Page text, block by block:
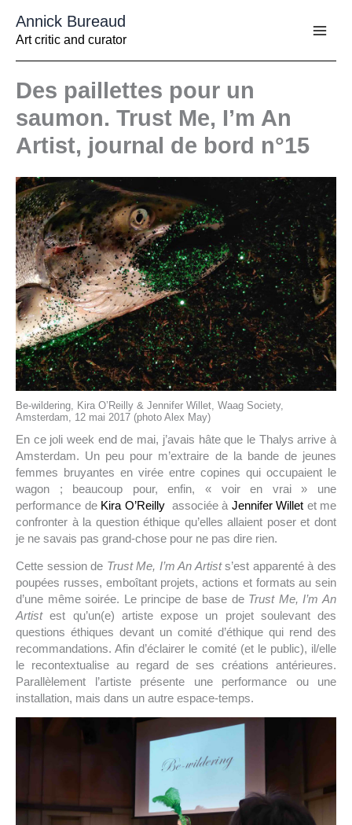
contenu
Annick Bureaud
Art critic and curator
Des paillettes pour un
saumon. Trust Me, I’m An
Artist, journal de bord n°15
Be-wildering, Kira O’Reilly & Jennifer Willet, Waag Society,
Amsterdam, 12 mai 2017 (photo Alex May)
En ce joli week end de mai, j’avais hâte que le Thalys arrive à
Amsterdam. Un peu pour m’extraire de la bande de jeunes
femmes bruyantes en virée entre copines qui occupaient le
wagon ; beaucoup pour, enfin, « voir en vrai » une
performance de Kira O’Reillyassociée à Jennifer Willet et me
confronter à la question éthique qu’elles allaient poser et dont
je ne savais pas grand-chose pour ne pas dire rien.
Cette session de Trust Me, I’m An Artists’est apparenté à des
poupées russes, emboîtant projets, actions et formats au sein
d’une même soirée. Le principe de base de Trust Me, I’m An
Artistest qu’un(e) artiste expose un projet soulevant des
questions éthiques devant un comité d’éthique qui rend des
recommandations. Afin d’éclairer le comité (et le public), il/elle
le recontextualise au regard de ses créations antérieures.
Parallèlement l’artiste présente une performance ou une
installation, mais dans un autre espace-temps.